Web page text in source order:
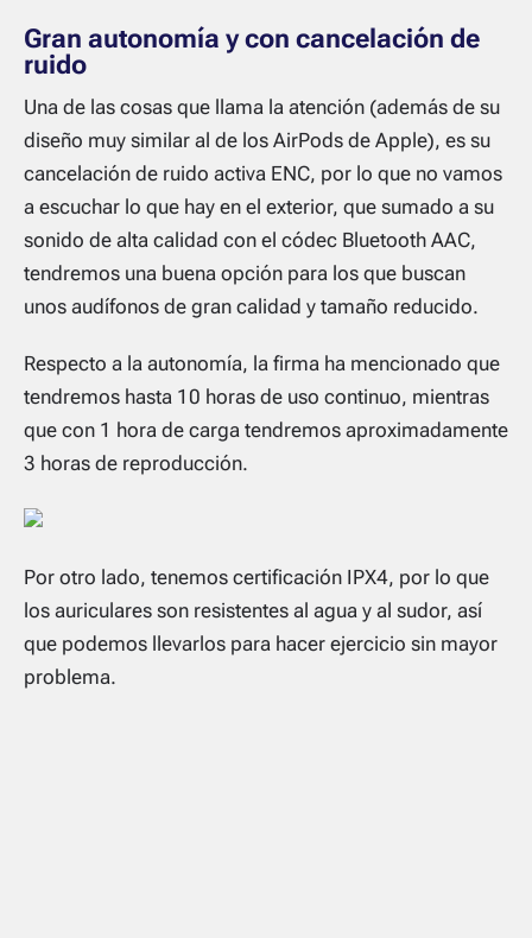
Gran autonomía y con cancelación de
ruido
Una de las cosas que llama la atención (además de su
diseño muy similar al de los AirPods de Apple), es su
cancelación de ruido activa ENC, por lo que no vamos
a escuchar lo que hay en el exterior, que sumado a su
sonido de alta calidad con el códec Bluetooth AAC,
tendremos una buena opción para los que buscan
unos audífonos de gran calidad y tamaño reducido.
Respecto a la autonomía, la firma ha mencionado que
tendremos hasta 10 horas de uso continuo, mientras
que con 1 hora de carga tendremos aproximadamente
3 horas de reproducción.
Por otro lado, tenemos certificación IPX4, por lo que
los auriculares son resistentes al agua y al sudor, así
que podemos llevarlos para hacer ejercicio sin mayor
problema.